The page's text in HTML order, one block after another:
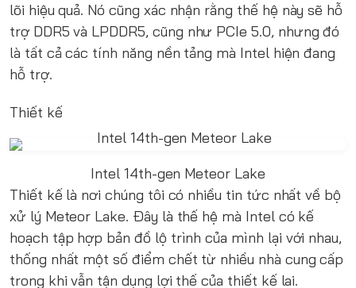
lõi hiệu quả. Nó cũng xác nhận rằng thế hệ này sẽ hỗ
trợ DDR5 và LPDDR5, cũng như PCIe 5.0, nhưng đó
là tất cả các tính năng nền tảng mà Intel hiện đang
hỗ trợ.
Thiết kế
Intel 14th-gen Meteor Lake
Thiết kế là nơi chúng tôi có nhiều tin tức nhất về bộ
xử lý Meteor Lake. Đây là thế hệ mà Intel có kế
hoạch tập hợp bản đồ lộ trình của mình lại với nhau,
thống nhất một số điểm chết từ nhiều nhà cung cấp
trong khi vẫn tận dụng lợi thế của thiết kế lai.